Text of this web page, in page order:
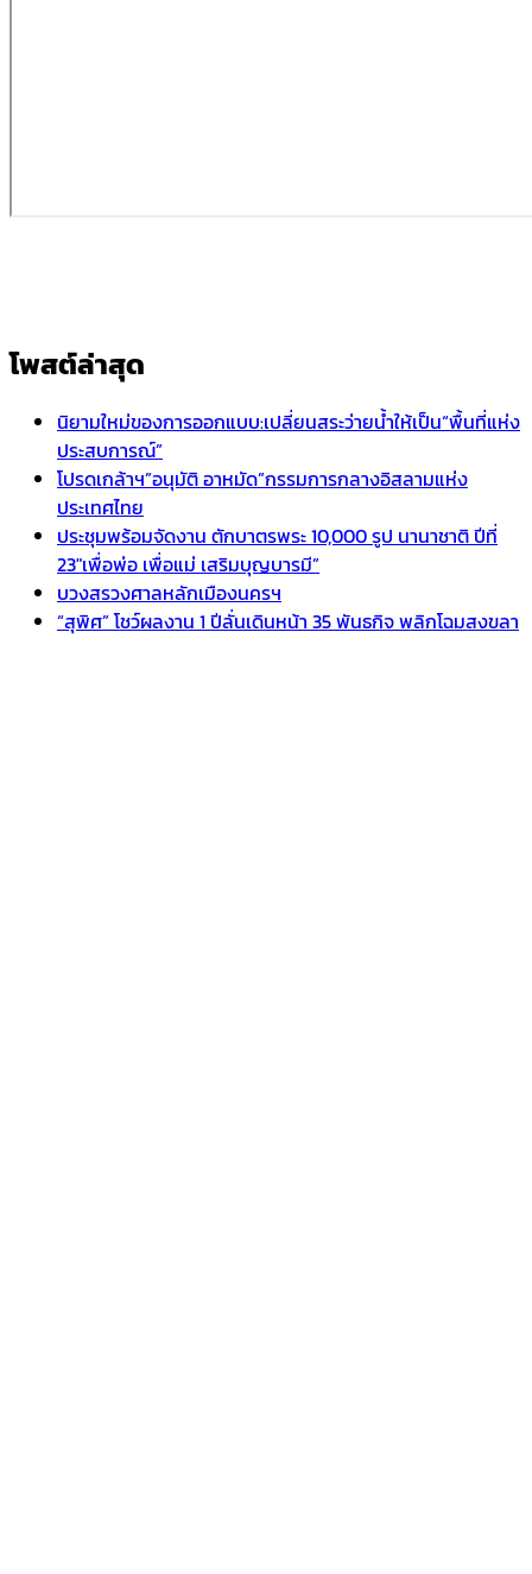
โพสต์ล่าสุด
นิยามใหม่ของการออกแบบ:เปลี่ยนสระว่ายน้ำให้เป็น“พื้นที่แห่ง
ประสบการณ์”
โปรดเกล้าฯ”อนุมัติ อาหมัด”กรรมการกลางอิสลามแห่ง
ประเทศไทย
ประชุมพร้อมจัดงาน ตักบาตรพระ 10,000 รูป นานาชาติ ปีที่
23″เพื่อพ่อ เพื่อแม่ เสริมบุญบารมี”
บวงสรวงศาลหลักเมืองนครฯ
“สุพิศ” โชว์ผลงาน 1 ปีลั่นเดินหน้า 35 พันธกิจ พลิกโฉมสงขลา